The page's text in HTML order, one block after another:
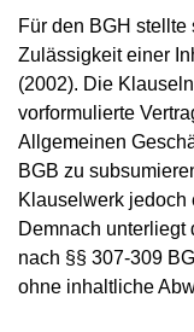
Für den BGH
Zulässigkeit einer
(2002). Die
vorformulierte
Allgemeinen
BGB zu
Klauselwerk
Demnach unterliegt
nach §§ 307-309
ohne inhaltliche